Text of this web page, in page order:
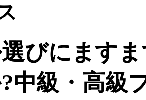
びにます
中級・高級